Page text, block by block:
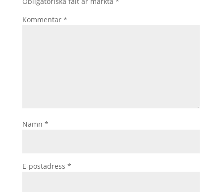
Kommentar *
Namn *
E-postadress *